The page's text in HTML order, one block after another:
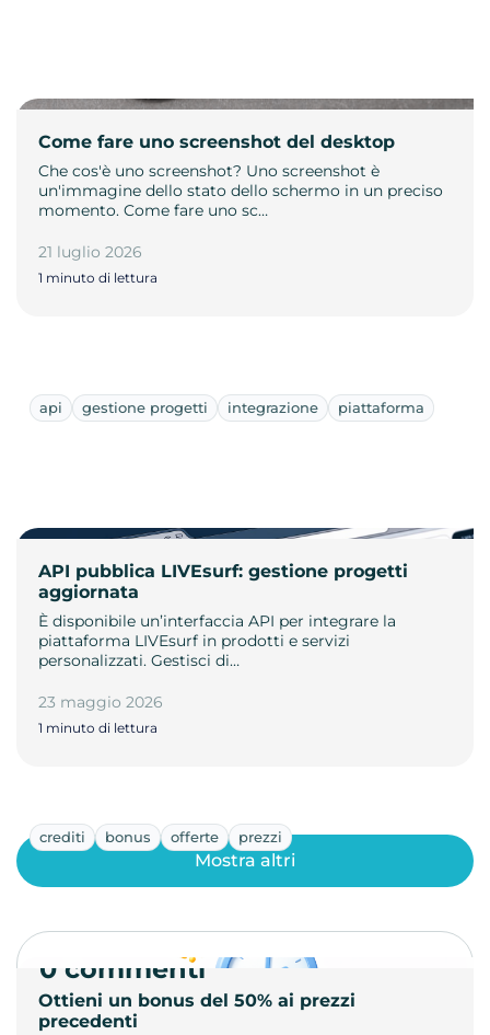
Come fare uno screenshot del desktop
Che cos'è uno screenshot? Uno screenshot è
un'immagine dello stato dello schermo in un preciso
momento. Come fare uno sc…
21 luglio 2026
1 minuto di lettura
api gestione progetti integrazione piattaforma
API pubblica LIVEsurf: gestione progetti
aggiornata
È disponibile un’interfaccia API per integrare la
piattaforma LIVEsurf in prodotti e servizi
personalizzati. Gestisci di…
23 maggio 2026
1 minuto di lettura
crediti bonus offerte prezzi
Ottieni un bonus del 50% ai prezzi
precedenti
Mostra altri
0 commenti